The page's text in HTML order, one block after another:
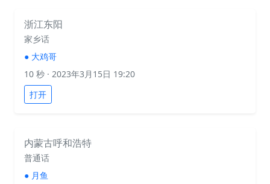
浙江东阳
家乡话
● 大鸡哥
10 秒 · 2023年3月15日 19:20
打开
内蒙古呼和浩特
普通话
● 月鱼